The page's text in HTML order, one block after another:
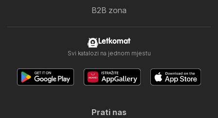
B2B zona
Letkomat
Svi katalozi na jednom mjestu
Prati nas